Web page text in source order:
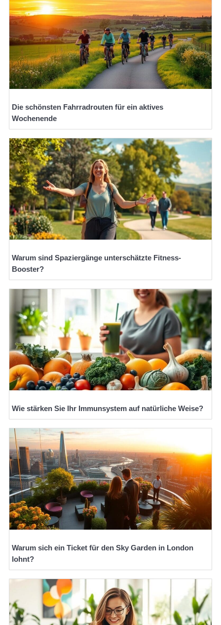
Die schönsten Fahrradrouten für ein aktives
Wochenende
Warum sind Spaziergänge unterschätzte Fitness-
Booster?
Wie stärken Sie Ihr Immunsystem auf natürliche Weise?
Warum sich ein Ticket für den Sky Garden in London
lohnt?